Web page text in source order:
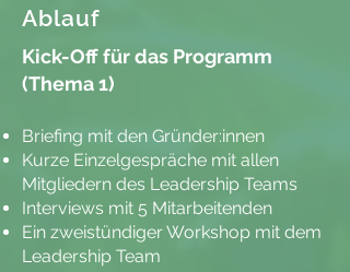
Ablauf
​Kick-Off für das Programm
(Thema 1)
Briefing mit den Gründer:innen
Kurze Einzelgespräche mit allen
Mitgliedern des Leadership Teams
Interviews mit 5 Mitarbeitenden
Ein zweistündiger Workshop mit dem
Leadership Team